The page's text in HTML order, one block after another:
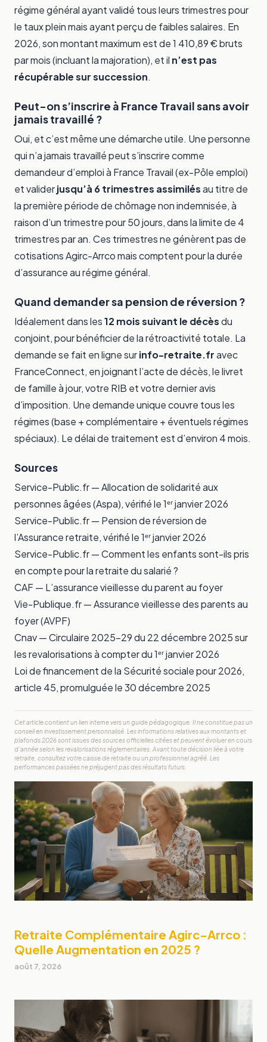
régime général ayant validé tous leurs trimestres pour
le taux plein mais ayant perçu de faibles salaires. En
2026, son montant maximum est de 1 410,89 € bruts
par mois (incluant la majoration), et il n’est pas
récupérable sur succession.
Peut-on s’inscrire à France Travail sans avoir
jamais travaillé ?
Oui, et c’est même une démarche utile. Une personne
qui n’a jamais travaillé peut s’inscrire comme
demandeur d’emploi à France Travail (ex-Pôle emploi)
et validerjusqu’à 6 trimestres assimilésau titre de
la première période de chômage non indemnisée, à
raison d’un trimestre pour 50 jours, dans la limite de 4
trimestres par an. Ces trimestres ne génèrent pas de
cotisations Agirc-Arrco mais comptent pour la durée
d’assurance au régime général.
Quand demander sa pension de réversion ?
Idéalement dans les12 mois suivant le décèsdu
conjoint, pour bénéficier de la rétroactivité totale. La
demande se fait en ligne surinfo-retraite.fravec
FranceConnect, en joignant l’acte de décès, le livret
de famille à jour, votre RIB et votre dernier avis
d’imposition. Une demande unique couvre tous les
régimes (base + complémentaire + éventuels régimes
spéciaux). Le délai de traitement est d’environ 4 mois.
Sources
Service-Public.fr —Allocation de solidarité aux
personnes âgées (Aspa), vérifié le 1ᵉʳ janvier 2026
Service-Public.fr — Pension de réversion de
l’Assurance retraite, vérifié le 1ᵉʳ janvier 2026
Service-Public.fr —Comment les enfants sont-ils pris
en compte pour la retraite du salarié ?
CAF — L’assurance vieillesse du parent au foyer
Vie-Publique.fr —Assurance vieillesse des parents au
foyer (AVPF)
Cnav — Circulaire 2025-29 du 22 décembre 2025 sur
les revalorisations à compter du 1ᵉʳ janvier 2026
Loi de financement de la Sécurité sociale pour 2026,
article 45, promulguée le 30 décembre 2025
Cet article contient un lien interne vers un guide pédagogique. Il ne constitue pas un
conseil en investissement personnalisé. Les informations relatives aux montants et
plafonds 2026 sont issues des sources officielles citées et peuvent évoluer en cours
d’année selon les revalorisations réglementaires. Avant toute décision liée à votre
retraite, consultez votre caisse de retraite ou un professionnel agréé. Les
performances passées ne préjugent pas des résultats futurs.
Retraite Complémentaire Agirc-Arrco :
Quelle Augmentation en 2025 ?
août 7, 2026